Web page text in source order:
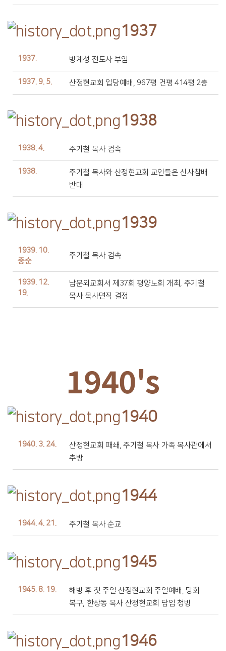
1937
1937. 방계성 전도사 부임
1937. 9. 5. 산정현교회 입당예배, 967평 건평 414평 2층
1938
1938. 4. 주기철 목사 검속
1938.
주기철 목사와 산정현교회 교인들은 신사참배
반대
1939
1939. 10.
중순
주기철 목사 검속
1939. 12.
19.
남문외교회서 제37회 평양노회 개최, 주기철
목사 목사면직 결정
1940's
1940
1940. 3. 24.
산정현교회 패쇄, 주기철 목사 가족 목사관에서
추방
1944
1944. 4. 21. 주기철 목사 순교
1945
1945. 8. 19.
해방 후 첫 주일 산정현교회 주일예배, 당회
복구, 한상동 목사 산정현교회 담임 청빙
1946